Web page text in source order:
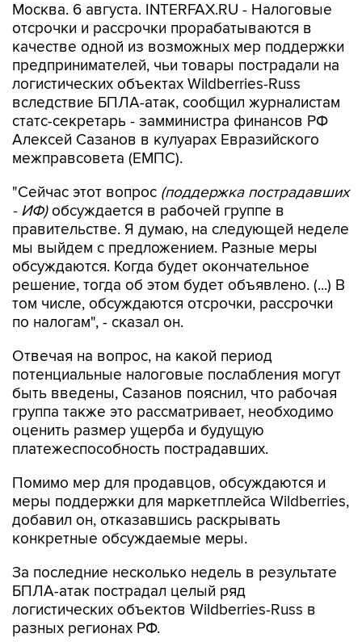
Москва. 6 августа. INTERFAX.RU - Налоговые
отсрочки и рассрочки прорабатываются в
качестве одной из возможных мер поддержки
предпринимателей, чьи товары пострадали на
логистических объектах Wildberries-Russ
вследствие БПЛА-атак, сообщил журналистам
статс-секретарь - замминистра финансов РФ
Алексей Сазанов в кулуарах Евразийского
межправсовета (ЕМПС).
"Сейчас этот вопрос (поддержка пострадавших
- ИФ)обсуждается в рабочей группе в
правительстве. Я думаю, на следующей неделе
мы выйдем с предложением. Разные меры
обсуждаются. Когда будет окончательное
решение, тогда об этом будет объявлено. (...) В
том числе, обсуждаются отсрочки, рассрочки
по налогам", - сказал он.
Отвечая на вопрос, на какой период
потенциальные налоговые послабления могут
быть введены, Сазанов пояснил, что рабочая
группа также это рассматривает, необходимо
оценить размер ущерба и будущую
платежеспособность пострадавших.
Помимо мер для продавцов, обсуждаются и
меры поддержки для маркетплейса Wildberries,
добавил он, отказавшись раскрывать
конкретные обсуждаемые меры.
За последние несколько недель в результате
БПЛА-атак пострадал целый ряд
логистических объектов Wildberries-Russ в
разных регионах РФ.